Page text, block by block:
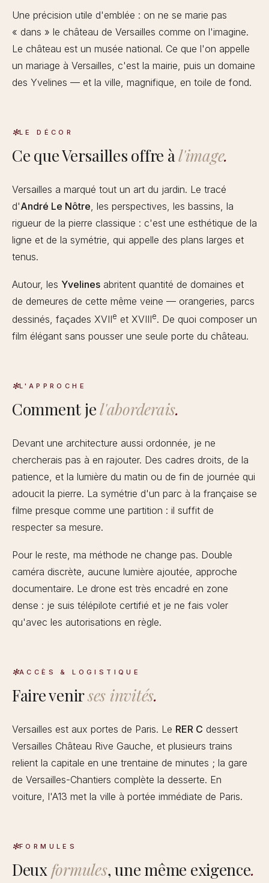
Une précision utile d'emblée : on ne se marie pas
« dans » le château de Versailles comme on l'imagine.
Le château est un musée national. Ce que l'on appelle
un mariage à Versailles, c'est la mairie, puis un domaine
des Yvelines — et la ville, magnifique, en toile de fond.
LE DÉCOR
Ce que Versailles offre àl'image.
Versailles a marqué tout un art du jardin. Le tracé
d'André Le Nôtre, les perspectives, les bassins, la
rigueur de la pierre classique : c'est une esthétique de la
ligne et de la symétrie, qui appelle des plans larges et
tenus.
Autour, les Yvelines abritent quantité de domaines et
de demeures de cette même veine — orangeries, parcs
dessinés, façades XVIIe et XVIIIe. De quoi composer un
film élégant sans pousser une seule porte du château.
L'APPROCHE
Comment jel'aborderais.
Devant une architecture aussi ordonnée, je ne
chercherais pas à en rajouter. Des cadres droits, de la
patience, et la lumière du matin ou de fin de journée qui
adoucit la pierre. La symétrie d'un parc à la française se
filme presque comme une partition : il suffit de
respecter sa mesure.
Pour le reste, ma méthode ne change pas. Double
caméra discrète, aucune lumière ajoutée, approche
documentaire. Le drone est très encadré en zone
dense : je suis télépilote certifié et je ne fais voler
qu'avec les autorisations en règle.
ACCÈS & LOGISTIQUE
Faire venirses invités.
Versailles est aux portes de Paris. Le RER C dessert
Versailles Château Rive Gauche, et plusieurs trains
relient la capitale en une trentaine de minutes ; la gare
de Versailles-Chantiers complète la desserte. En
voiture, l'A13 met la ville à portée immédiate de Paris.
FORMULES
Deux formules, une même exigence.